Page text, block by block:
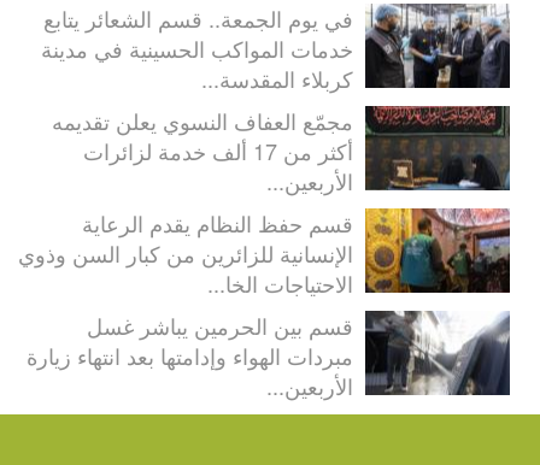
في يوم الجمعة.. قسم الشعائر يتابع
خدمات المواكب الحسينية في مدينة
كربلاء المقدسة...
مجمّع العفاف النسوي يعلن تقديمه
أكثر من 17 ألف خدمة لزائرات
الأربعين...
قسم حفظ النظام يقدم الرعاية
الإنسانية للزائرين من كبار السن وذوي
الاحتياجات الخا...
قسم بين الحرمين يباشر غسل
مبردات الهواء وإدامتها بعد انتهاء زيارة
الأربعين...